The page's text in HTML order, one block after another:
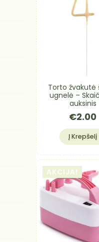
Torto žvakutė
ugnelė –
auksinis
€2.00
Į Krepšelį
AKCIJA!